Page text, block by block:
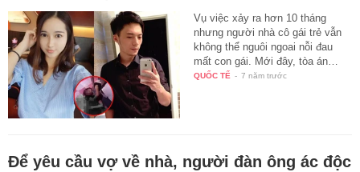
Vụ việc xảy ra hơn 10 tháng
nhưng người nhà cô gái trẻ vẫn
không thể nguôi ngoai nỗi đau
mất con gái. Mới đây, tòa án…
QUỐC TẾ - 7 năm trước
Để yêu cầu vợ về nhà, người đàn ông ác độc